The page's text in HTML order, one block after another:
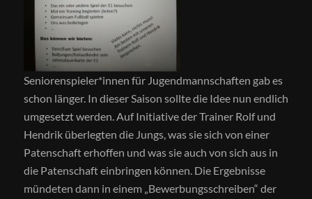
Seniorenspieler*innen für Jugendmannschaften gab es
schon länger. In dieser Saison sollte die Idee nun endlich
umgesetzt werden. Auf Initiative der Trainer Rolf und
Hendrik überlegten die Jungs, was sie sich von einer
Patenschaft erhoffen und was sie auch von sich aus in
die Patenschaft einbringen können. Die Ergebnisse
mündeten dann in einem „Bewerbungsschreiben“ der